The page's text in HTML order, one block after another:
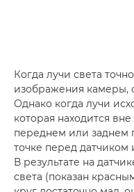
Когда лучи света
изображения камеры,
Однако когда лучи
которая находится
переднем или заднем
точке перед датчиком
В результате на
света (показан